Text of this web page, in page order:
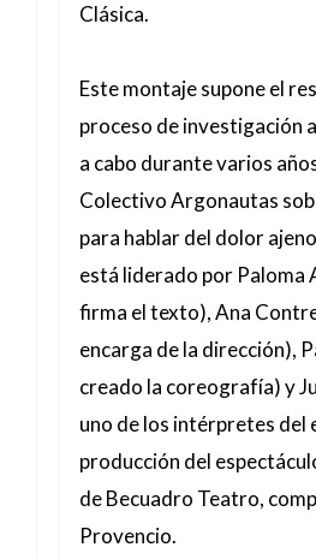
Clásica.
Este montaje supone el
proceso de investigación
a cabo durante varios
Colectivo Argonautas
para hablar del dolor
está liderado por Paloma
firma el texto), Ana
encarga de la dirección),
creado la coreografía) y
uno de los intérpretes del
producción del
de Becuadro Teatro,
Provencio.